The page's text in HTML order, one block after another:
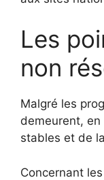
Les
non
Malgré les
demeurent,
stables et de
Concernant